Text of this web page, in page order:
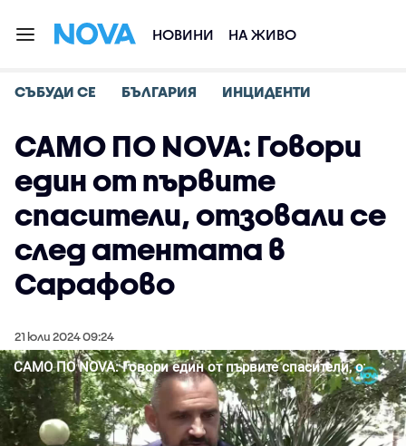
НОВИНИ НА ЖИВО
СЪБУДИ СЕ БЪЛГАРИЯ ИНЦИДЕНТИ
САМО ПО NOVA: Говори
един от първите
спасители, отзовали се
след атентата в
Сарафово
21 юли 2024 09:24